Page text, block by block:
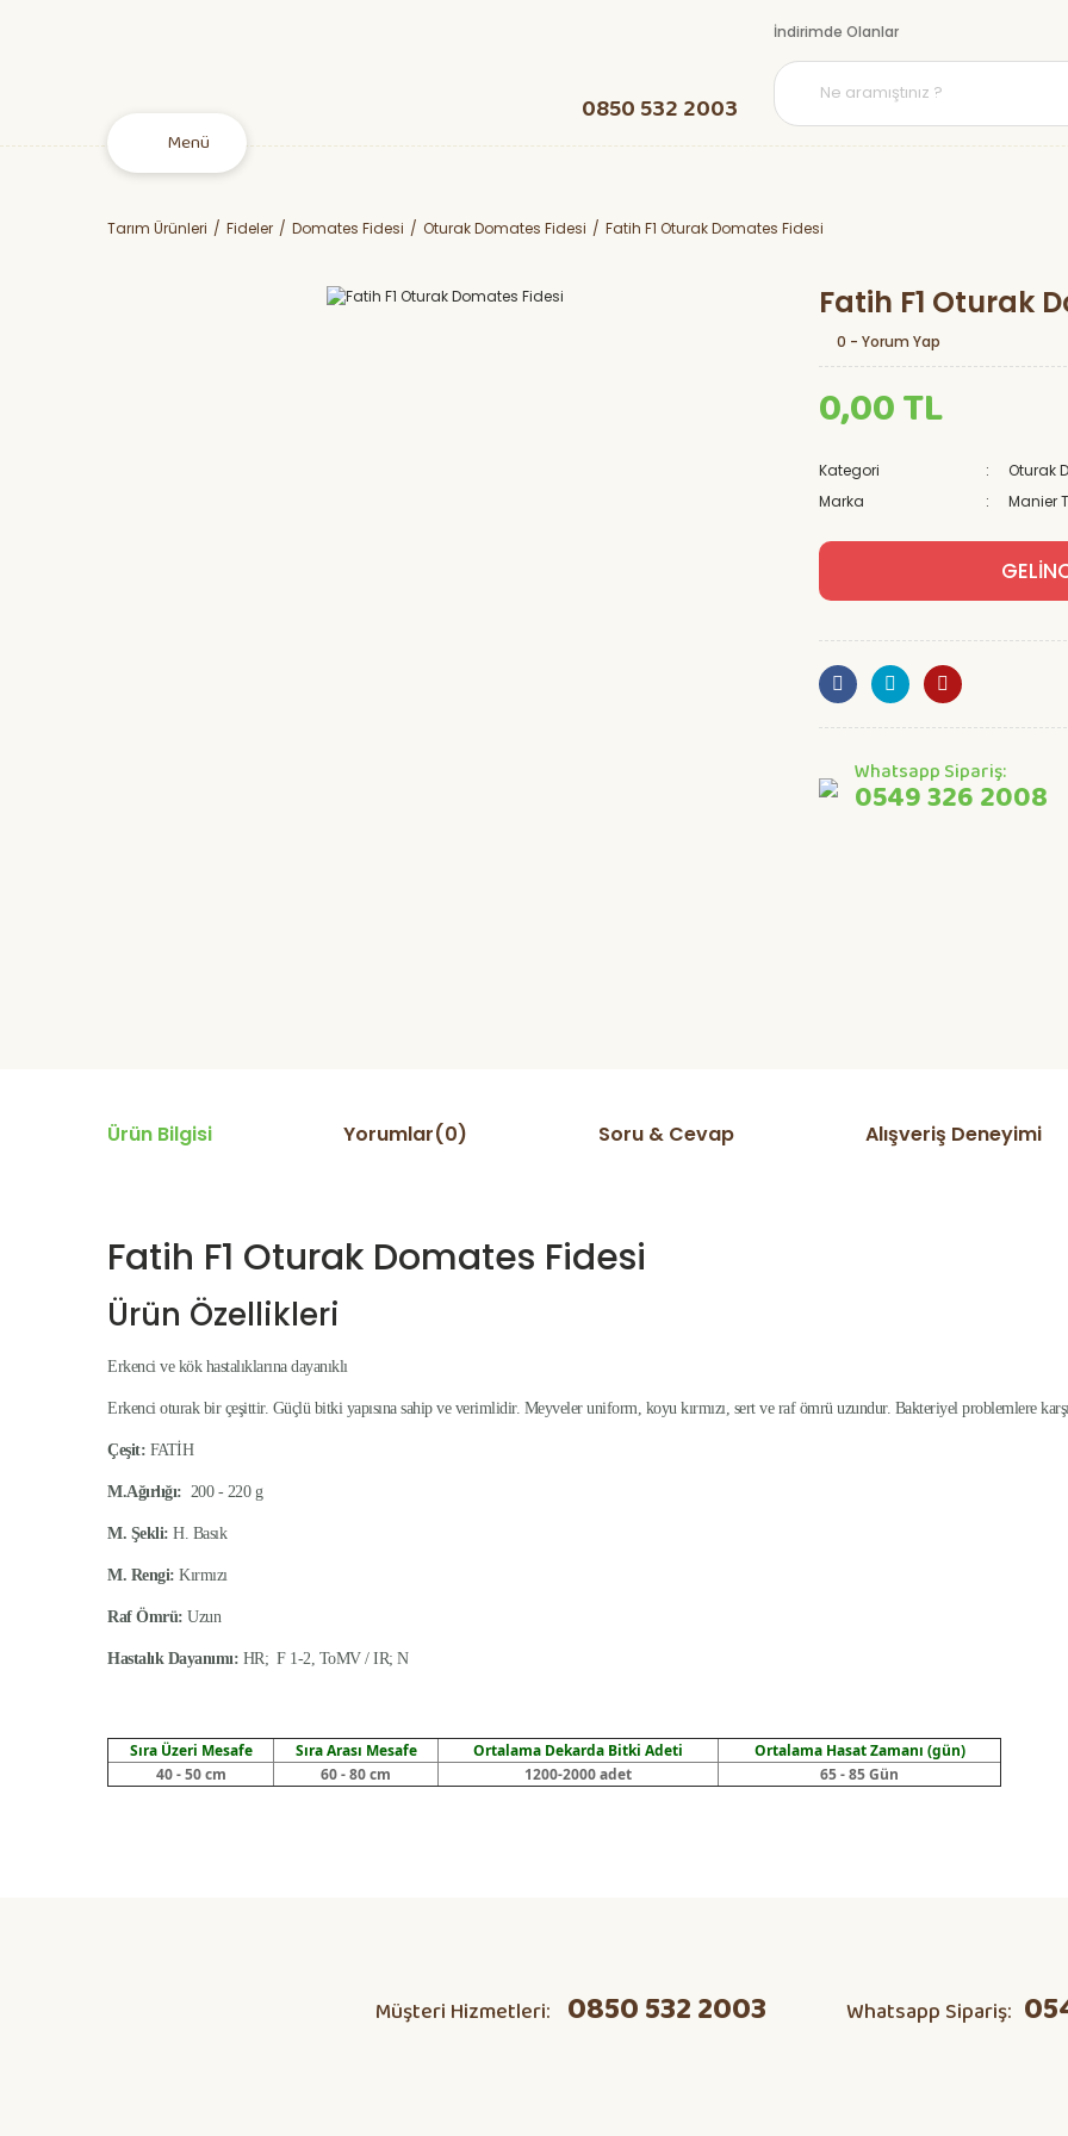
Menü
0850 532 2003
İndirimde Olanlar
Tarım Ürünleri Fideler Domates Fidesi Oturak Domates Fidesi Fatih F1 Oturak Domates Fidesi
Fatih F1 Oturak
0 - Yorum Yap
0,00 TL
Kategori
Oturak
Marka
Manier
Whatsapp Sipariş:
0549 326 2008
Ürün Bilgisi Yorumlar(0) Soru & Cevap Alışveriş Deneyimi
Fatih F1 Oturak Domates Fidesi
Ürün Özellikleri
Erkenci ve kök hastalıklarına dayanıklı
Erkenci oturak bir çeşittir. Güçlü bitki yapısına sahip ve verimlidir. Meyveler uniform, koyu kırmızı, sert ve raf ömrü uzundur. Bakteriyel problemlere
Çeşit: FATİH
M.Ağırlığı: 200 - 220 g
M. Şekli: H. Basık
M. Rengi: Kırmızı
Raf Ömrü: Uzun
Hastalık Dayanımı: HR; F 1-2, ToMV / IR; N
Sıra Üzeri Mesafe Sıra Arası Mesafe Ortalama Dekarda Bitki Adeti
Ortalama Hasat Zamanı (gün)
40 - 50 cm
60 - 80 cm 1200-2000 adet 65 - 85 Gün
Yorum Yaz
Müşteri Hizmetleri: 0850 532 2003 Whatsapp Sipariş: